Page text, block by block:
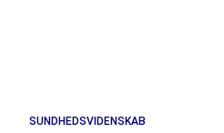
SUNDHEDSVIDENSKAB